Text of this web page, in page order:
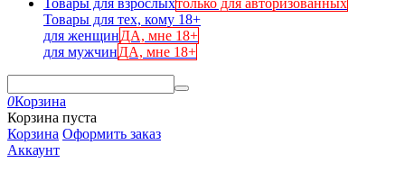
Товары для взрослыхтолько для авторизованных
Товары для тех, кому 18+
для женщинДА, мне 18+
для мужчинДА, мне 18+
0Корзина
Корзина пуста
Корзина Оформить заказ
Аккаунт